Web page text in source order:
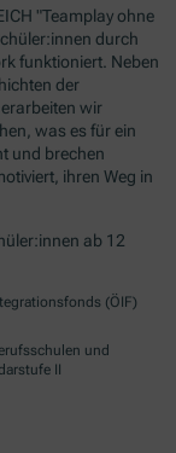
"Teamplay ohne
durch
funktioniert. Neben
der
wir
was es für ein
und brechen
ihren Weg in
ab 12
(ÖIF)
und
II